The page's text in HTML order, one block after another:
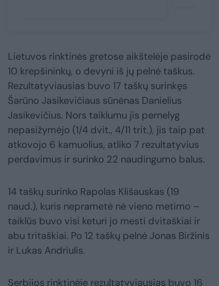
Lietuvos rinktinės gretose aikštelėje pasirodė
10 krepšininkų, o devyni iš jų pelnė taškus.
Rezultatyviausias buvo 17 taškų surinkęs
Šarūno Jasikevičiaus sūnėnas Danielius
Jasikevičius. Nors taiklumu jis pernelyg
nepasižymėjo (1/4 dvit., 4/11 trit.), jis taip pat
atkovojo 6 kamuolius, atliko 7 rezultatyvius
perdavimus ir surinko 22 naudingumo balus.
14 taškų surinko Rapolas Klišauskas (19
naud.), kuris neprametė nė vieno metimo –
taiklūs buvo visi keturi jo mesti dvitaškiai ir
abu tritaškiai. Po 12 taškų pelnė Jonas Biržinis
ir Lukas Andriulis.
Serbijos rinktinėje rezultatyviausias buvo 16